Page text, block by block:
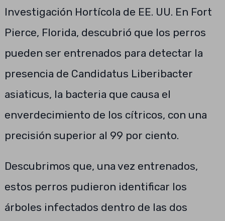
Investigación Hortícola de EE. UU. En Fort
Pierce, Florida, descubrió que los perros
pueden ser entrenados para detectar la
presencia de Candidatus Liberibacter
asiaticus, la bacteria que causa el
enverdecimiento de los cítricos, con una
precisión superior al 99 por ciento.
Descubrimos que, una vez entrenados,
estos perros pudieron identificar los
árboles infectados dentro de las dos